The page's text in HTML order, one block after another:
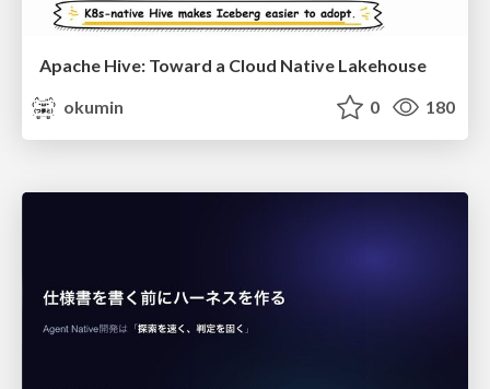
Apache Hive: Toward a Cloud Native Lakehouse
okumin
0 180